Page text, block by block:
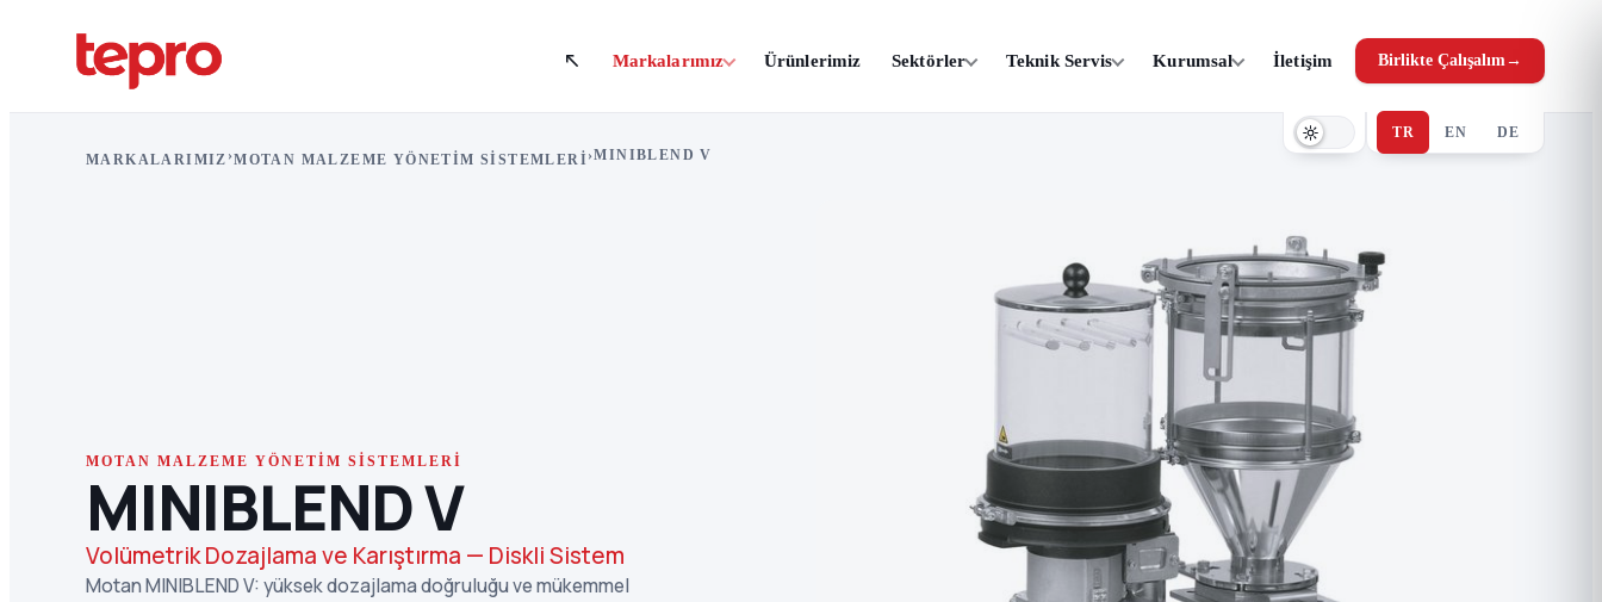
Markalarımız Ürünlerimiz Sektörler Teknik Servis Kurumsal İletişim Birlikte Çalışalım→
TR EN DE
MARKALARIMIZ ›MOTAN MALZEME YÖNETIM SISTEMLERI ›MINIBLEND V
MOTAN MALZEME YÖNETIM SISTEMLERI
MINIBLEND V
Volümetrik Dozajlama ve Karıştırma — Diskli Sistem
Motan MINIBLEND V: yüksek dozajlama doğruluğu ve mükemmel